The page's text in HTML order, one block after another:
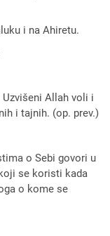
i na Ahiretu.
Uzvišeni Allah voli i
i tajnih. (op. prev.)
o Sebi govori u
se koristi kada
o kome se